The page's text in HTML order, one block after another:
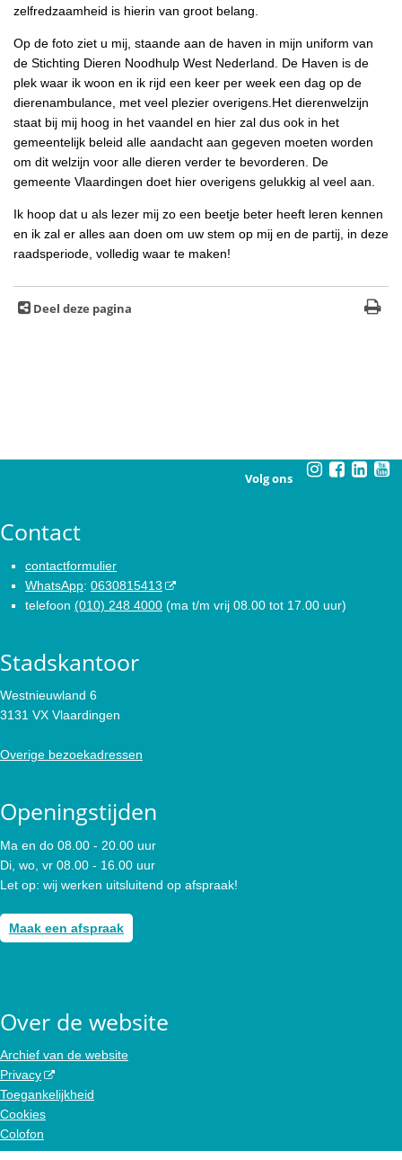
zelfredzaamheid is hierin van groot belang.
Op de foto ziet u mij, staande aan de haven in mijn uniform van
de Stichting Dieren Noodhulp West Nederland. De Haven is de
plek waar ik woon en ik rijd een keer per week een dag op de
dierenambulance, met veel plezier overigens.Het dierenwelzijn
staat bij mij hoog in het vaandel en hier zal dus ook in het
gemeentelijk beleid alle aandacht aan gegeven moeten worden
om dit welzijn voor alle dieren verder te bevorderen. De
gemeente Vlaardingen doet hier overigens gelukkig al veel aan.
Ik hoop dat u als lezer mij zo een beetje beter heeft leren kennen
en ik zal er alles aan doen om uw stem op mij en de partij, in deze
raadsperiode, volledig waar te maken!
Deel deze pagina
Volg ons
Contact
contactformulier
WhatsApp: 0630815413
telefoon (010) 248 4000 (ma t/m vrij 08.00 tot 17.00 uur)
Stadskantoor
Westnieuwland 6
3131 VX Vlaardingen
Overige bezoekadressen
Openingstijden
Ma en do 08.00 - 20.00 uur
Di, wo, vr 08.00 - 16.00 uur
Let op: wij werken uitsluitend op afspraak!
Maak een afspraak
Over de website
Archief van de website
Privacy
Toegankelijkheid
Cookies
Colofon